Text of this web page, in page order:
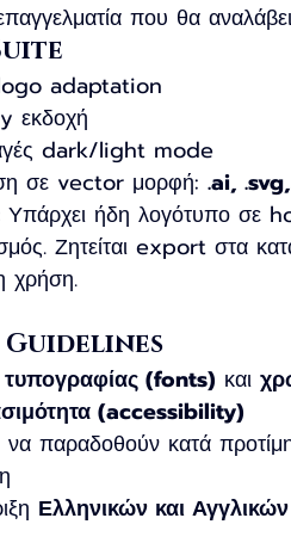
που θα αναλάβει
adaptation
εκδοχή
dark/light mode
σε vector μορφή: .ai,
Υπάρχει ήδη λογότυπο σε
Ζητείται export στα
χρήση.
Guidelines
τυπογραφίας (fonts) και
(accessibility)
παραδοθούν κατά
Ελληνικών και Αγγλικών